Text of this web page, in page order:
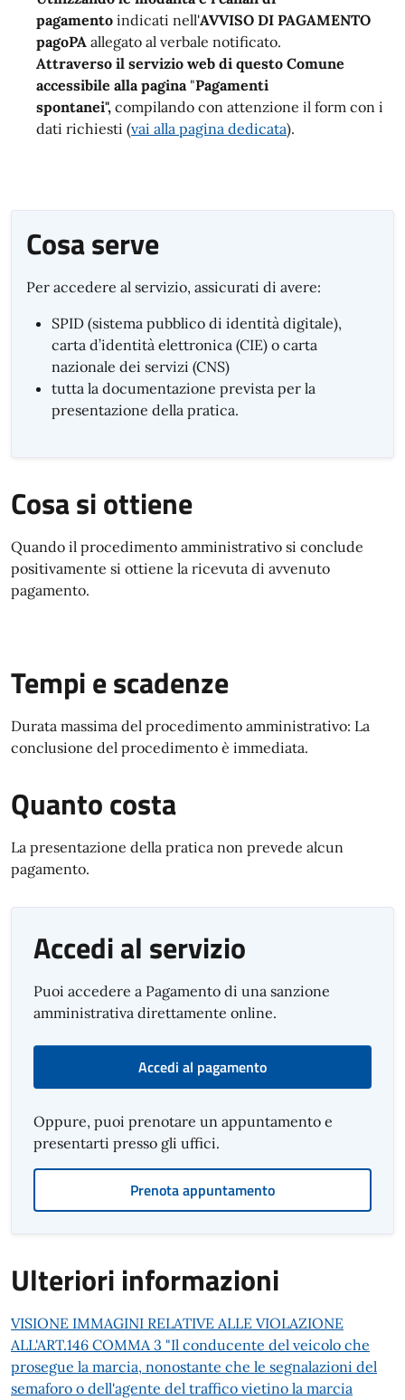
pagamento indicati nell'AVVISO DI PAGAMENTO
pagoPA allegato al verbale notificato.
Attraverso il servizio web di questo Comune
accessibile alla pagina "Pagamenti
spontanei", compilando con attenzione il form con i
dati richiesti (vai alla pagina dedicata).
Cosa serve
Per accedere al servizio, assicurati di avere:
SPID (sistema pubblico di identità digitale),
carta d’identità elettronica (CIE) o carta
nazionale dei servizi (CNS)
tutta la documentazione prevista per la
presentazione della pratica.
Cosa si ottiene
Quando il procedimento amministrativo si conclude
positivamente si ottiene la ricevuta di avvenuto
pagamento.
Tempi e scadenze
Durata massima del procedimento amministrativo: La
conclusione del procedimento è immediata.
Quanto costa
La presentazione della pratica non prevede alcun
pagamento.
Accedi al servizio
Puoi accedere a Pagamento di una sanzione
amministrativa direttamente online.
Accedi al pagamento
Oppure, puoi prenotare un appuntamento e
presentarti presso gli uffici.
Prenota appuntamento
Ulteriori informazioni
VISIONE IMMAGINI RELATIVE ALLE VIOLAZIONE
ALL'ART.146 COMMA 3 "Il conducente del veicolo che
prosegue la marcia, nonostante che le segnalazioni del
semaforo o dell'agente del traffico vietino la marcia